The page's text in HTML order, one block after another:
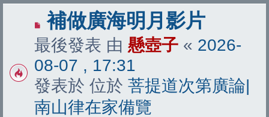
有
新
文
章
補做廣海明月影片
最後發表 由 懸壺子 « 2026-
08-07 , 17:31
發表於 位於 菩提道次第廣論|
南山律在家備覽